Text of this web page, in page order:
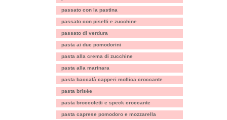
passato con la pastina
passato con piselli e zucchine
passato di verdura
pasta ai due pomodorini
pasta alla crema di zucchine
pasta alla marinara
pasta baccalà capperi mollica croccante
pasta brisée
pasta broccoletti e speck croccante
pasta caprese pomodoro e mozzarella